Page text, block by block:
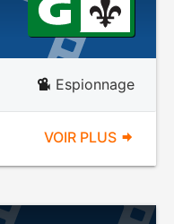
Espionnage
VOIR PLUS